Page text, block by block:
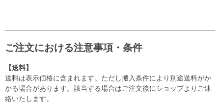
ご注文における注意事項・条件
【送料】
送料は表示価格に含まれます。ただし搬入条件により別途送料がか
かる場合があります。該当する場合はご注文後にショップよりご連
絡いたします。